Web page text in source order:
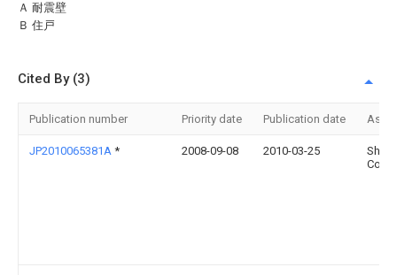
Ａ 耐震壁
Ｂ 住戸
Cited By (3)
Publication number Priority date Publication date
JP2010065381A * 2008-09-08 2010-03-25
Corp